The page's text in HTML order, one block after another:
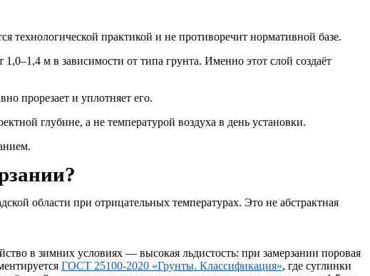
практикой и не противоречит нормативной базе.
м в зависимости от типа грунта. Именно этот слой создаёт
прорезает и уплотняет его.
глубине, а не температурой воздуха в день установки.
области при отрицательных температурах. Это не абстрактная
в зимних условиях — высокая льдистость: при замерзании поровая
ГОСТ 25100-2020 «Грунты. Классификация», где суглинки